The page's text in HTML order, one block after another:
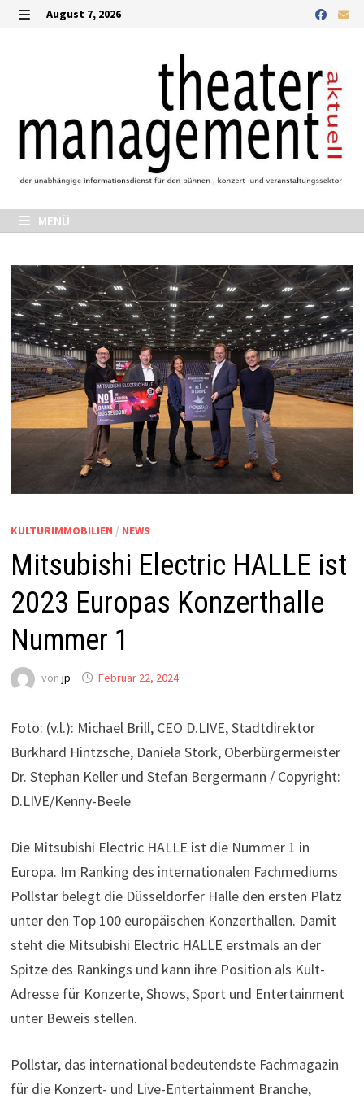
August 7, 2026
MENÜ
KULTURIMMOBILIEN / NEWS
Mitsubishi Electric HALLE ist
2023 Europas Konzerthalle
Nummer 1
vonjp Februar 22, 2024
Foto: (v.l.): Michael Brill, CEO D.LIVE, Stadtdirektor
Burkhard Hintzsche, Daniela Stork, Oberbürgermeister
Dr. Stephan Keller und Stefan Bergermann / Copyright:
D.LIVE/Kenny-Beele
Die Mitsubishi Electric HALLE ist die Nummer 1 in
Europa. Im Ranking des internationalen Fachmediums
Pollstar belegt die Düsseldorfer Halle den ersten Platz
unter den Top 100 europäischen Konzerthallen. Damit
steht die Mitsubishi Electric HALLE erstmals an der
Spitze des Rankings und kann ihre Position als Kult-
Adresse für Konzerte, Shows, Sport und Entertainment
unter Beweis stellen.
Pollstar, das international bedeutendste Fachmagazin
für die Konzert- und Live-Entertainment Branche,